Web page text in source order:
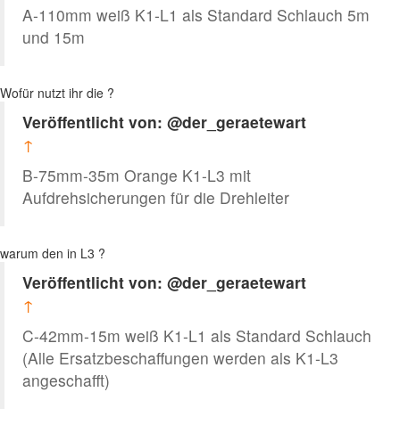
A-110mm weiß K1-L1 als Standard Schlauch 5m
und 15m
Wofür nutzt ihr die ?
Veröffentlicht von: @der_geraetewart
↑
B-75mm-35m Orange K1-L3 mit
Aufdrehsicherungen für die Drehleiter
warum den in L3 ?
Veröffentlicht von: @der_geraetewart
↑
C-42mm-15m weiß K1-L1 als Standard Schlauch
(Alle Ersatzbeschaffungen werden als K1-L3
angeschafft)